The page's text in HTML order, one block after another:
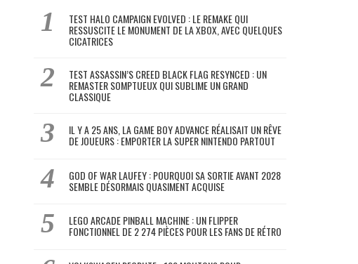
TEST HALO CAMPAIGN EVOLVED : LE REMAKE QUI
RESSUSCITE LE MONUMENT DE LA XBOX, AVEC QUELQUES
CICATRICES
TEST ASSASSIN’S CREED BLACK FLAG RESYNCED : UN
REMASTER SOMPTUEUX QUI SUBLIME UN GRAND
CLASSIQUE
IL Y A 25 ANS, LA GAME BOY ADVANCE RÉALISAIT UN RÊVE
DE JOUEURS : EMPORTER LA SUPER NINTENDO PARTOUT
GOD OF WAR LAUFEY : POURQUOI SA SORTIE AVANT 2028
SEMBLE DÉSORMAIS QUASIMENT ACQUISE
LEGO ARCADE PINBALL MACHINE : UN FLIPPER
FONCTIONNEL DE 2 274 PIÈCES POUR LES FANS DE RÉTRO